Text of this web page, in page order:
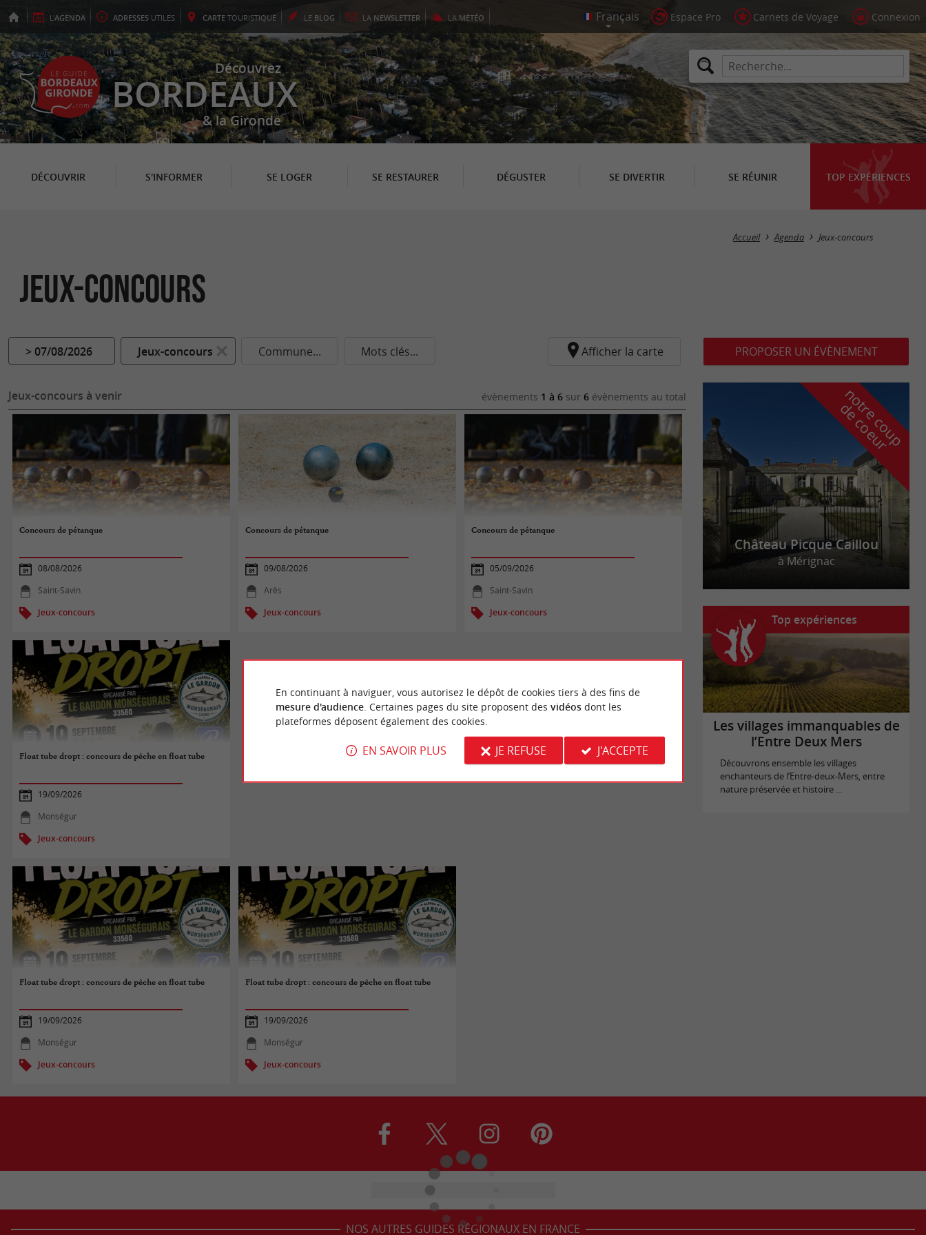
L'AGENDA ADRESSES UTILES CARTE TOURISTIQUE LE BLOG LA NEWSLETTER LA MÉTÉO Espace Pro Carnets de Voyage Connexion
Découvrez
BORDEAUX
& la Gironde
DÉCOUVRIR S'INFORMER SE LOGER SE RESTAURER DÉGUSTER SE DIVERTIR SE RÉUNIR TOP EXPÉRIENCES
Masquer la carte
Accueil Agenda Jeux-concours
Jeux-concours
> 07/08/2026 Jeux-concours Commune... Mots clés... Afficher la carte
Jeux-concours à venir évènements 1 à 6 sur 6 évènements au total
Concours de pétanque
08/08/2026
Saint-Savin
Jeux-concours
Concours de pétanque
09/08/2026
Arès
Jeux-concours
Concours de pétanque
05/09/2026
Saint-Savin
Jeux-concours
Float tube dropt : concours de pêche en float tube
19/09/2026
Monségur
Jeux-concours
Float tube dropt : concours de pêche en float tube
19/09/2026
Monségur
Jeux-concours
Float tube dropt : concours de pêche en float tube
19/09/2026
Monségur
Jeux-concours
PROPOSER UN ÉVÈNEMENT
n
o
t
r
e
c
o
u
p
d
e
c
o
e
u
r
Château Picque Caillou
à Mérignac
Top expériences
Les villages immanquables de
l’Entre Deux Mers
Découvrons ensemble les villages
enchanteurs de l’Entre-deux-Mers, entre
nature préservée et histoire ...
NOS AUTRES GUIDES RÉGIONAUX EN FRANCE
En continuant à naviguer, vous autorisez le dépôt de cookies tiers à des fins de
mesure d'audience. Certaines pages du site proposent des vidéosdont les
plateformes déposent également des cookies.
EN SAVOIR PLUS JE REFUSE J'ACCEPTE